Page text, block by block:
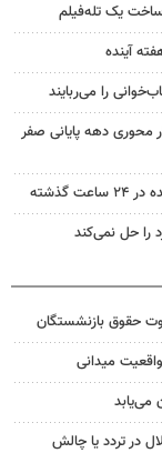
ساخت یک تله‌فیلم
آینده
را می‌ربایند
محوری دهه پایانی صفر
را حل نمی‌کند
حقوق بازنشستگان
میدانی
می‌یابد
در تردد یا چالش